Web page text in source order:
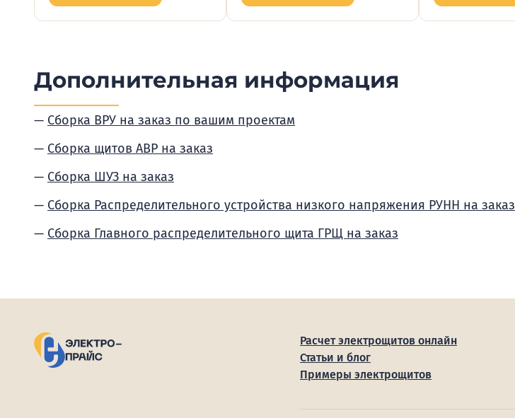
Дополнительная информация
Сборка ВРУ на заказ по вашим проектам
Сборка щитов АВР на заказ
Сборка ШУЗ на заказ
Сборка Распределительного устройства низкого напряжения РУНН на заказ
Сборка Главного распределительного щита ГРЩ на заказ
Расчет электрощитов онлайн
Статьи и блог
Примеры электрощитов